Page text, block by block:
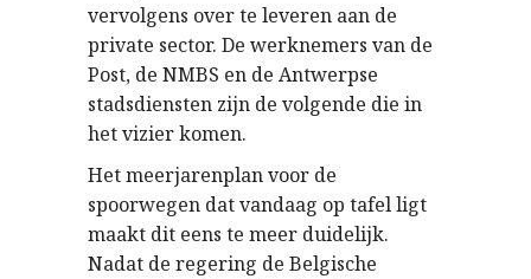
vervolgens over te leveren aan de
private sector. De werknemers van de
Post, de NMBS en de Antwerpse
stadsdiensten zijn de volgende die in
het vizier komen.
Het meerjarenplan voor de
spoorwegen dat vandaag op tafel ligt
maakt dit eens te meer duidelijk.
Nadat de regering de Belgische